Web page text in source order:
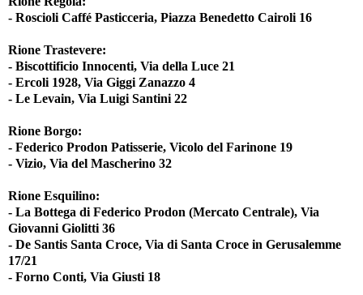
- Roscioli Caffé Pasticceria, Piazza Benedetto Cairoli 16
Rione Trastevere:
- Biscottificio Innocenti, Via della Luce 21
- Ercoli 1928, Via Giggi Zanazzo 4
- Le Levain, Via Luigi Santini 22
Rione Borgo:
- Federico Prodon Patisserie, Vicolo del Farinone 19
- Vizio, Via del Mascherino 32
Rione Esquilino:
- La Bottega di Federico Prodon (Mercato Centrale), Via
Giovanni Giolitti 36
- De Santis Santa Croce, Via di Santa Croce in Gerusalemme
17/21
- Forno Conti, Via Giusti 18